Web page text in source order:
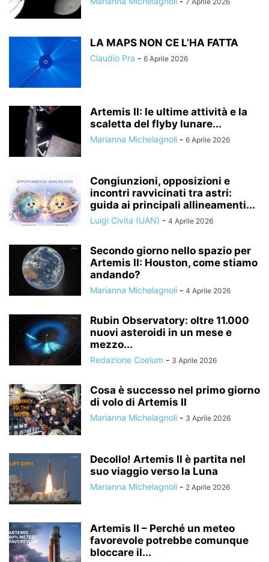
LA MAPS NON CE L’HA FATTA
Claudio Pra - 6 Aprile 2026
Artemis II: le ultime attività e la
scaletta del flyby lunare...
Marianna Michelagnoli - 6 Aprile 2026
Congiunzioni, opposizioni e
incontri ravvicinati tra astri:
guida ai principali allineamenti...
Luigi Civita (UAN) - 4 Aprile 2026
Secondo giorno nello spazio per
Artemis II: Houston, come stiamo
andando?
Marianna Michelagnoli - 4 Aprile 2026
Rubin Observatory: oltre 11.000
nuovi asteroidi in un mese e
mezzo...
Redazione Coelum - 3 Aprile 2026
Cosa è successo nel primo giorno
di volo di Artemis II
Marianna Michelagnoli - 3 Aprile 2026
Decollo! Artemis II è partita nel
suo viaggio verso la Luna
Marianna Michelagnoli - 2 Aprile 2026
Artemis II – Perché un meteo
favorevole potrebbe comunque
bloccare il...